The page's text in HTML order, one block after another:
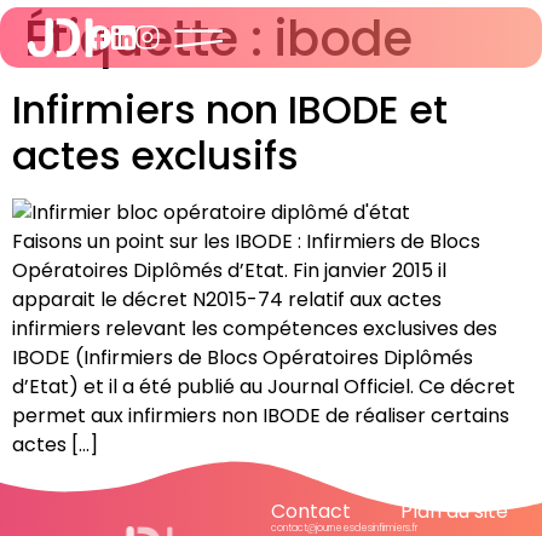
Étiquette : ibode
Infirmiers non IBODE et
actes exclusifs
Faisons un point sur les IBODE : Infirmiers de Blocs
Opératoires Diplômés d’Etat. Fin janvier 2015 il
apparait le décret N2015-74 relatif aux actes
infirmiers relevant les compétences exclusives des
IBODE (Infirmiers de Blocs Opératoires Diplômés
d’Etat) et il a été publié au Journal Officiel. Ce décret
permet aux infirmiers non IBODE de réaliser certains
actes […]
Contact
contact@journeesdesinfirmiers.fr
Plan du site